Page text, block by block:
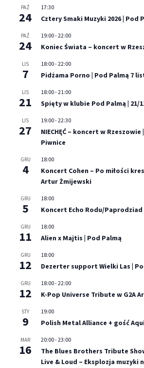
PAŹ
24
17:30
Cztery Smaki Muzyki 2026 | Pod
PAŹ
24
19:00-22:00
Koniec Świata – koncert w
LIS
7
18:00-22:00
Pidżama Porno | Pod Palmą 7
LIS
21
18:00-21:00
Spięty w klubie Pod Palmą | 21/
LIS
27
19:00-22:30
NIECHĘĆ – koncert w
Piwnice
GRU
4
18:00
Koncert Cohen – Po miłości
Artur Żmijewski
GRU
5
18:00
Koncert Echo Rodu/
GRU
11
18:00
Alien x Majtis | Pod Palmą
GRU
12
18:00
Dezerter support Wielki Las |
GRU
12
18:00-22:00
K-Pop Universe Tribute w G2A
STY
9
19:00
Polish Metal Alliance + gość
MAR
16
20:00-23:00
The Blues Brothers Tribute
Live & Loud – Eksplozja muzyki